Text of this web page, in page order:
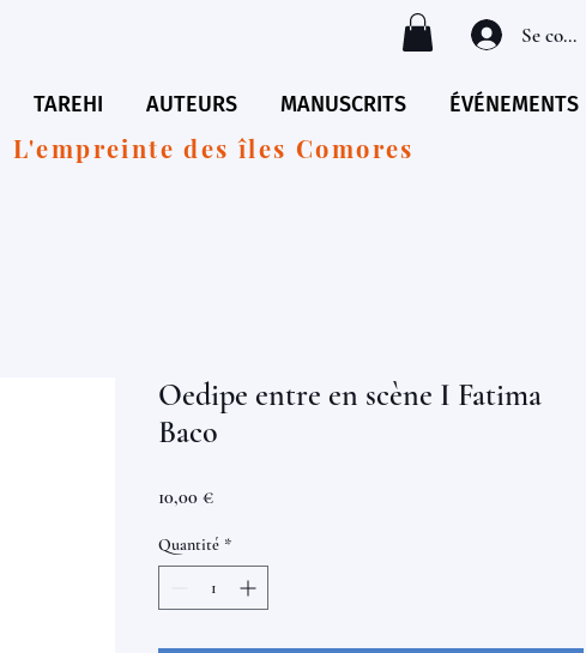
Se
TAREHI AUTEURS MANUSCRITS ÉVÉNEMENTS
des îles Comores
Oedipe entre en scène I Fatima
Baco
10,00 €Prix
Quantité *